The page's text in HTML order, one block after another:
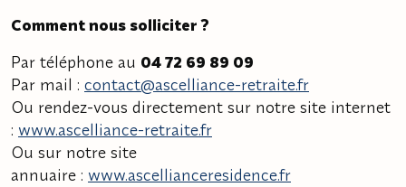
Comment nous solliciter ?
Par téléphone au 04 72 69 89 09
Par mail : contact@ascelliance-retraite.fr
Ou rendez-vous directement sur notre site internet
: www.ascelliance-retraite.fr
Ou sur notre site
annuaire : www.ascellianceresidence.fr